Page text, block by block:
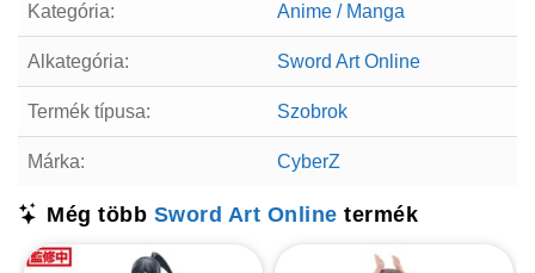
Kategória: Anime / Manga
Alkategória: Sword Art Online
Termék típusa: Szobrok
Márka: CyberZ
Még több Sword Art Online termék